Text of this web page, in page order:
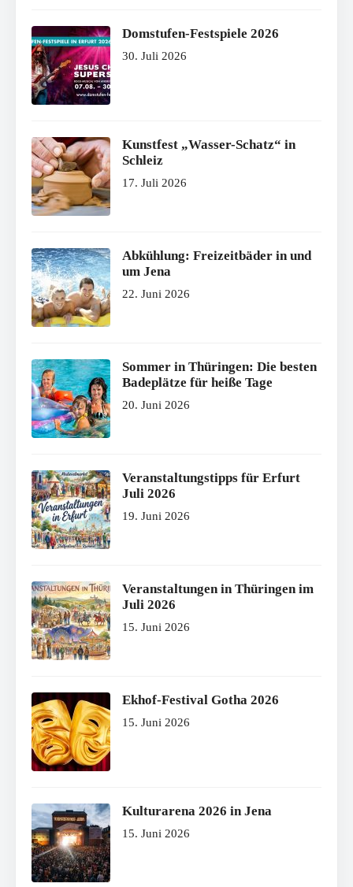
Domstufen-Festspiele 2026
30. Juli 2026
Kunstfest „Wasser-Schatz“ in
Schleiz
17. Juli 2026
Abkühlung: Freizeitbäder in und
um Jena
22. Juni 2026
Sommer in Thüringen: Die besten
Badeplätze für heiße Tage
20. Juni 2026
Veranstaltungstipps für Erfurt
Juli 2026
19. Juni 2026
Veranstaltungen in Thüringen im
Juli 2026
15. Juni 2026
Ekhof-Festival Gotha 2026
15. Juni 2026
Kulturarena 2026 in Jena
15. Juni 2026